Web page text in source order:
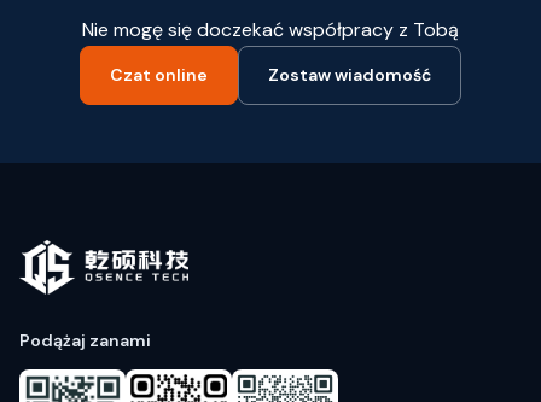
Nie mogę się doczekać współpracy z Tobą
Czat online Zostaw wiadomość
Podążaj zanami